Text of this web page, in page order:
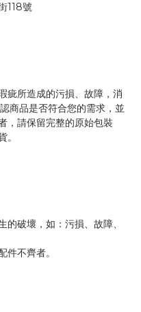
118號
疵所造成的污損、故障，消
商品是否符合您的需求，並
，請保留完整的原始包裝
。
破壞，如：污損、故障、
不齊者。